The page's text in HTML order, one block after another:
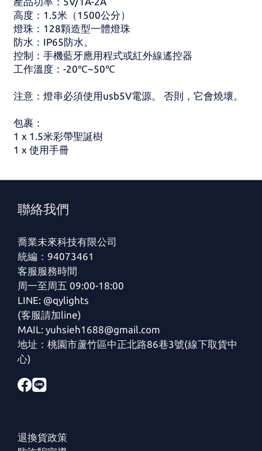
高度：1.5米（1500公分）
燈珠：128顆造型一體燈珠
防水：IP65防水。
控制：手機藍牙應用程式或紅外線遙控器
工作溫度：-20℃~50℃
注意：燈串必須使用usb5V電源。 否則，它會燒壞。
包裹：
1 x 1.5米彩帶聖誕樹
1 x 使用手冊
聯絡我們
喬業未來科技有限公司
統編：94073461
客服服務時間
周一至周五 09:00-18:00
LINE: @qylights
(客服請加line)
MAIL: yuhsieh1688@gmail.com
地址：桃園市蘆竹區中正北路86巷3號(線下取貨中
心)
退換貨政策